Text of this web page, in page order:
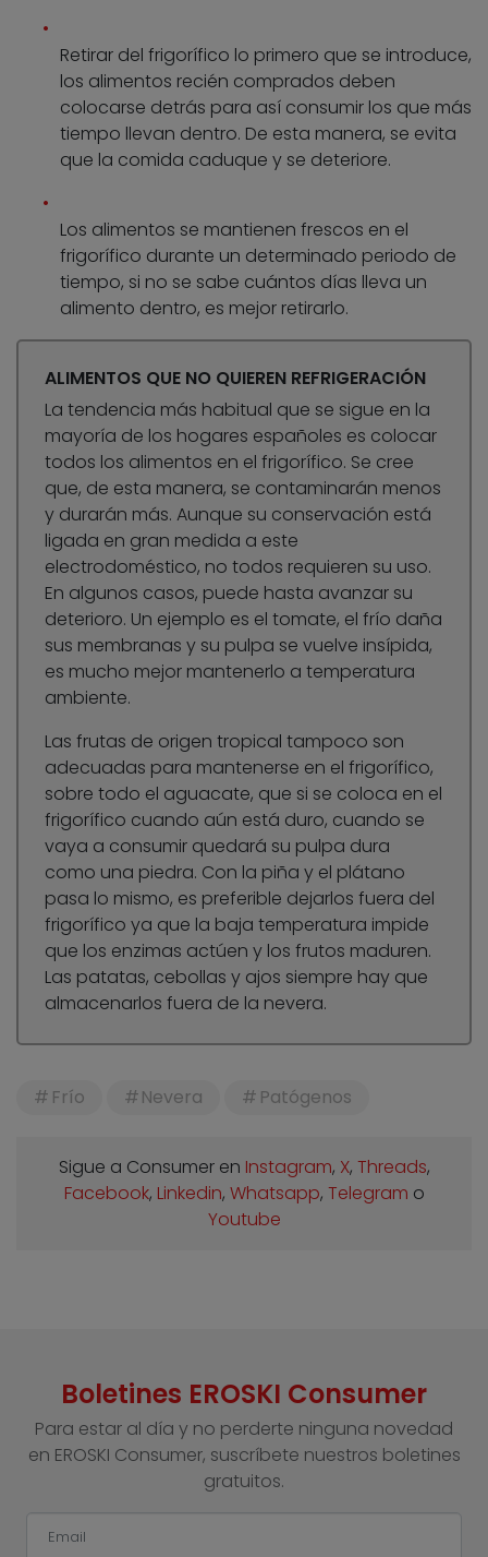
Retirar del frigorífico lo primero que se introduce,
los alimentos recién comprados deben
colocarse detrás para así consumir los que más
tiempo llevan dentro. De esta manera, se evita
que la comida caduque y se deteriore.
Los alimentos se mantienen frescos en el
frigorífico durante un determinado periodo de
tiempo, si no se sabe cuántos días lleva un
alimento dentro, es mejor retirarlo.
ALIMENTOS QUE NO QUIEREN REFRIGERACIÓN
La tendencia más habitual que se sigue en la
mayoría de los hogares españoles es colocar
todos los alimentos en el frigorífico. Se cree
que, de esta manera, se contaminarán menos
y durarán más. Aunque su conservación está
ligada en gran medida a este
electrodoméstico, no todos requieren su uso.
En algunos casos, puede hasta avanzar su
deterioro. Un ejemplo es el tomate, el frío daña
sus membranas y su pulpa se vuelve insípida,
es mucho mejor mantenerlo a temperatura
ambiente.
Las frutas de origen tropical tampoco son
adecuadas para mantenerse en el frigorífico,
sobre todo el aguacate, que si se coloca en el
frigorífico cuando aún está duro, cuando se
vaya a consumir quedará su pulpa dura
como una piedra. Con la piña y el plátano
pasa lo mismo, es preferible dejarlos fuera del
frigorífico ya que la baja temperatura impide
que los enzimas actúen y los frutos maduren.
Las patatas, cebollas y ajos siempre hay que
almacenarlos fuera de la nevera.
Frío Nevera Patógenos
Sigue a Consumer en Instagram, X, Threads,
Facebook, Linkedin, Whatsapp, Telegram o
Youtube
Boletines EROSKI Consumer
Para estar al día y no perderte ninguna novedad
en EROSKI Consumer, suscríbete nuestros boletines
gratuitos.